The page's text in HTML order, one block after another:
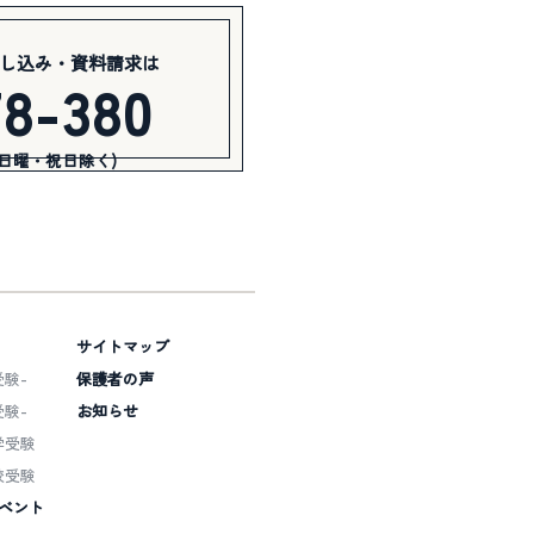
込み・資料請求は
380
曜・祝日除く)
験-
験-
験
験
ント
サイトマップ
保護者の声
お知らせ